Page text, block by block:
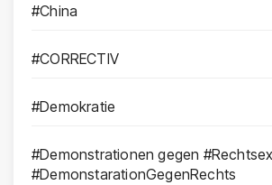
#China
#CORRECTIV
#Demokratie
#Demonstrationen gegen
#DemonstarationGegenRechts